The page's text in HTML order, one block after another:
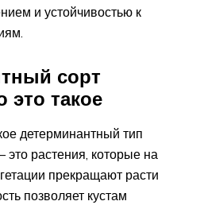
и устойчивостью к
сорт
это такое
детерминантный тип
это растения, которые на
прекращают расти
позволяет кустам